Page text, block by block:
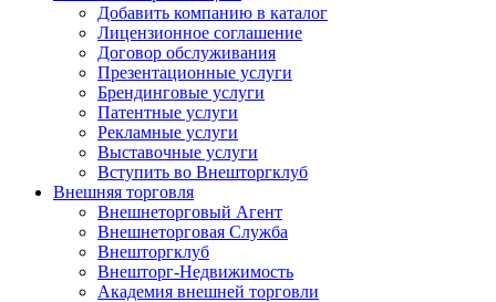
Добавить компанию в каталог
Лицензионное соглашение
Договор обслуживания
Презентационные услуги
Брендинговые услуги
Патентные услуги
Рекламные услуги
Выставочные услуги
Вступить во Внешторгклуб
Внешняя торговля
Внешнеторговый Агент
Внешнеторговая Служба
Внешторгклуб
Внешторг-Недвижимость
Академия внешней торговли